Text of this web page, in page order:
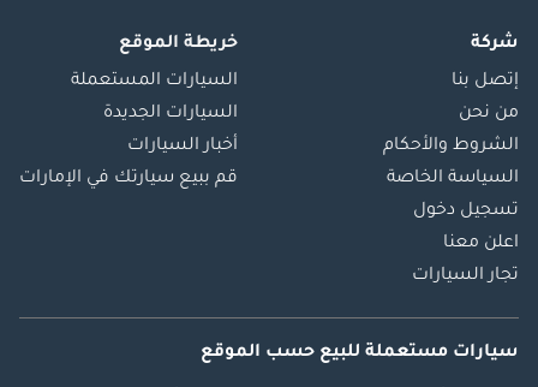
شركة
إتصل بنا
من نحن
الشروط والأحكام
السياسة الخاصة
تسجيل دخول
اعلن معنا
تجار السيارات
خريطة الموقع
السيارات المستعملة
السيارات الجديدة
أخبار السيارات
قم ببيع سيارتك في الإمارات
سيارات مستعملة للبيع حسب الموقع